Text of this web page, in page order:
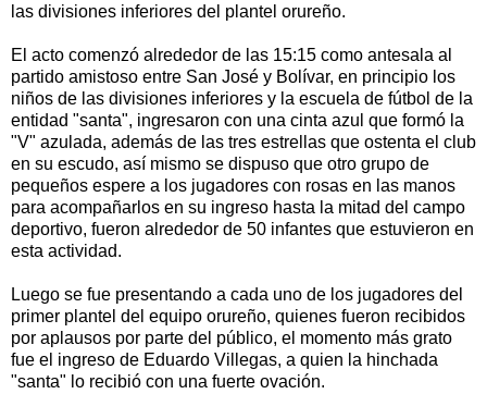
las divisiones inferiores del plantel orureño.
El acto comenzó alrededor de las 15:15 como antesala al
partido amistoso entre San José y Bolívar, en principio los
niños de las divisiones inferiores y la escuela de fútbol de la
entidad "santa", ingresaron con una cinta azul que formó la
"V" azulada, además de las tres estrellas que ostenta el club
en su escudo, así mismo se dispuso que otro grupo de
pequeños espere a los jugadores con rosas en las manos
para acompañarlos en su ingreso hasta la mitad del campo
deportivo, fueron alrededor de 50 infantes que estuvieron en
esta actividad.
Luego se fue presentando a cada uno de los jugadores del
primer plantel del equipo orureño, quienes fueron recibidos
por aplausos por parte del público, el momento más grato
fue el ingreso de Eduardo Villegas, a quien la hinchada
"santa" lo recibió con una fuerte ovación.